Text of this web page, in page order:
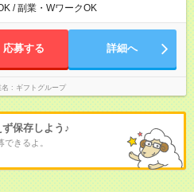
！ ★残業なし！次の予定も立てやすい
/ 副業・WワークOK
応募する 詳細へ
ギフトグループ
保存しよう♪
きるよ。